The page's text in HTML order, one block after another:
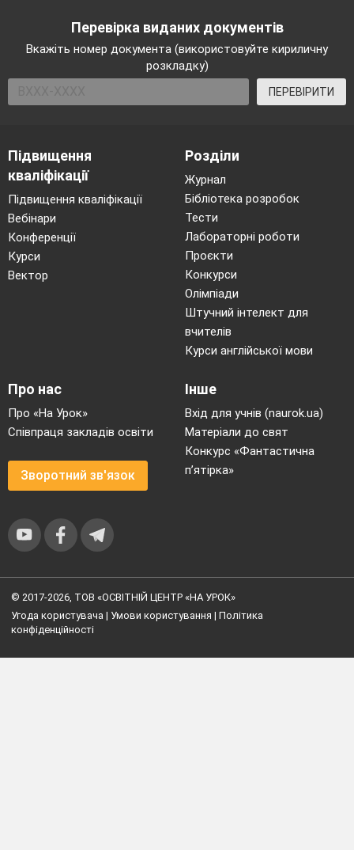
Перевірка виданих документів
Вкажіть номер документа (використовуйте кириличну
розкладку)
ПЕРЕВІРИТИ
Підвищення
кваліфікації
Підвищення кваліфікації
Вебінари
Конференції
Курси
Вектор
Розділи
Журнал
Бібліотека розробок
Тести
Лабораторні роботи
Проєкти
Конкурси
Олімпіади
Штучний інтелект для
вчителів
Курси англійської мови
Про нас
Про «На Урок»
Співпраця закладів освіти
Зворотний зв'язок
Інше
Вхід для учнів (naurok.ua)
Матеріали до свят
Конкурс «Фантастична
п’ятірка»
© 2017-2026, ТОВ «ОСВІТНІЙ ЦЕНТР «НА УРОК»
Угода користувача | Умови користування | Політика
конфіденційності